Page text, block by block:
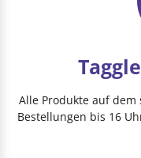
Alle Produkte auf dem
Bestellungen bis 16